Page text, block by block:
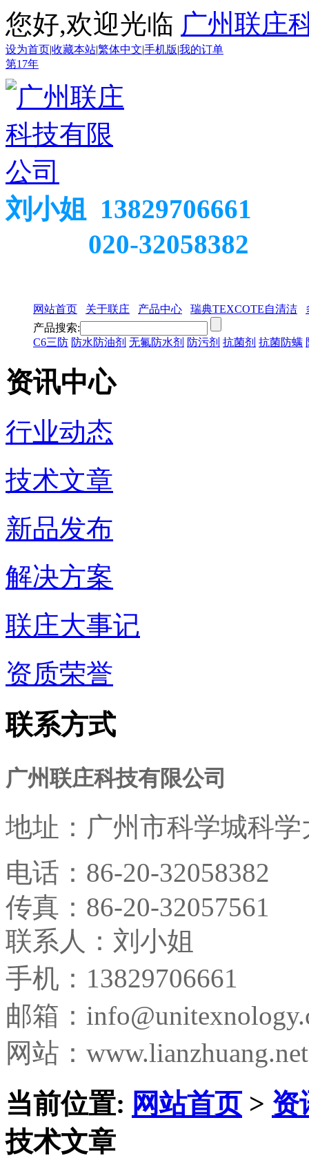
您好,欢迎光临 广州联庄
设为首页|收藏本站|繁体中文|手机版|我的订单
第17年
刘小姐 13829706661
020-32058382
网站首页 关于联庄 产品中心 瑞典TEXCOTE自清洁
产品搜索:
C6三防 防水防油剂 无氟防水剂 防污剂 抗菌剂 抗菌防螨
资讯中心
行业动态
技术文章
新品发布
解决方案
联庄大事记
资质荣誉
联系方式
广州联庄科技有限公司
地址： 广州市科学城科
电话： 86-20-32058382
传真： 86-20-32057561
联系人：刘小姐
手机：13829706661
邮箱：
网站：www.lianzhuang.net
当前位置: 网站首页> 资
技术文章